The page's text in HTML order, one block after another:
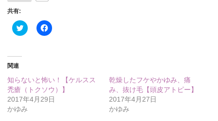
共有:
ク
リ
共
有
(新
し
い
ウ
ィ
Facebook
で
ク
リ
ッ
ク
し
関連
知らないと怖い！【ケルスス
禿瘡（トクソウ）】
2017年4月29日
かゆみ
乾燥したフケやかゆみ、痛
み、抜け毛【頭皮アトピー】
2017年4月27日
かゆみ